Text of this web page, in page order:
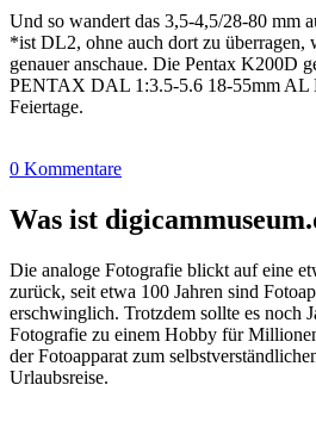
Und so wandert das 3,5-4,5/28-80 mm
*ist DL2, ohne auch dort zu überragen,
genauer anschaue. Die Pentax K200D
PENTAX DAL 1:3.5-5.6 18-55mm AL
Feiertage.
0 Kommentare
Was ist
Die analoge Fotografie blickt auf eine
zurück, seit etwa 100 Jahren sind
erschwinglich. Trotzdem sollte es noch
Fotografie zu einem Hobby für
der Fotoapparat zum
Urlaubsreise.